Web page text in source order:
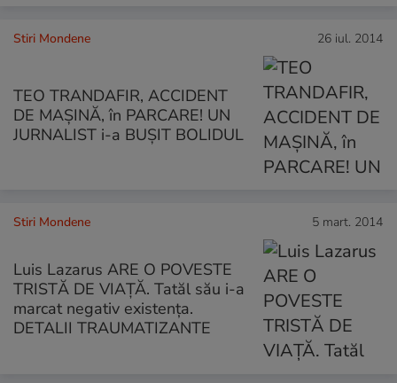
Stiri Mondene 26 iul. 2014
TEO TRANDAFIR, ACCIDENT
DE MAŞINĂ, în PARCARE! UN
JURNALIST i-a BUŞIT BOLIDUL
Stiri Mondene 5 mart. 2014
Luis Lazarus ARE O POVESTE
TRISTĂ DE VIAŢĂ. Tatăl său i-a
marcat negativ existenţa.
DETALII TRAUMATIZANTE